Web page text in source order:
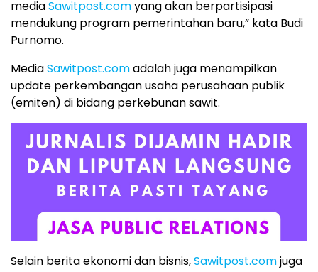
mediaSawitpost.comyang akan berpartisipasi
mendukung program pemerintahan baru,” kata Budi
Purnomo.
MediaSawitpost.comadalah juga menampilkan
update perkembangan usaha perusahaan publik
(emiten) di bidang perkebunan sawit.
Selain berita ekonomi dan bisnis,Sawitpost.comjuga